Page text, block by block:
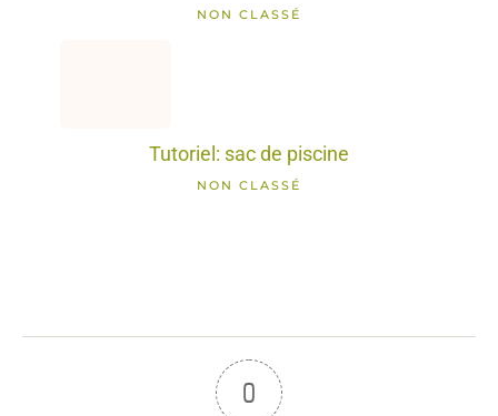
NON CLASSÉ
Tutoriel: sac de piscine
NON CLASSÉ
0